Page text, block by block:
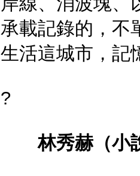
承載記錄的，不
生活這城市，記
?
林秀赫（小